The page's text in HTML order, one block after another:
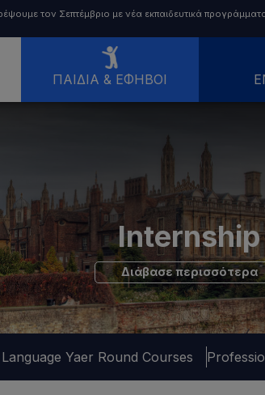
τον Σεπτέμβριο με νέα εκπαιδευτικά
ΠΑΙΔΙΆ & ΈΦΗΒΟΙ
Internship
Διάβασε περισσότερα
Language Yaer Round Courses